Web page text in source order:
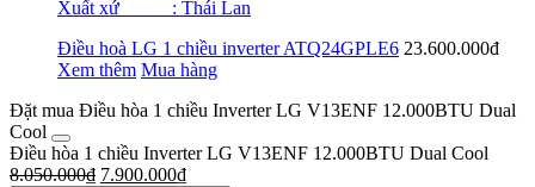
Xuất xứ : Thái Lan
Điều hoà LG 1 chiều inverter ATQ24GPLE6 23.600.000đ
Xem thêm Mua hàng
Đặt mua Điều hòa 1 chiều Inverter LG V13ENF 12.000BTU Dual
Cool
Điều hòa 1 chiều Inverter LG V13ENF 12.000BTU Dual Cool
8.050.000₫ 7.900.000₫